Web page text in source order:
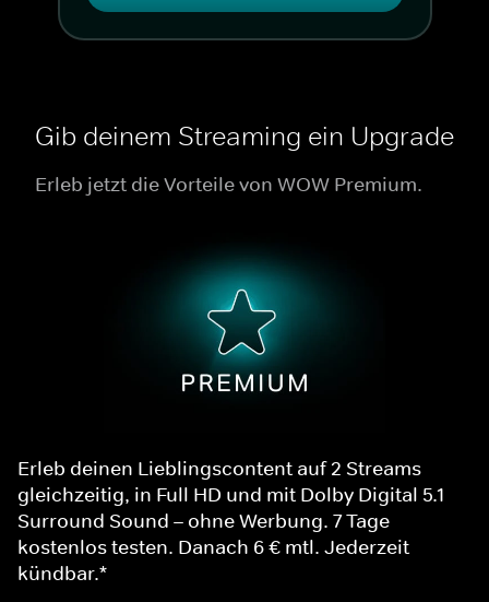
Gib deinem Streaming ein Upgrade
Erleb jetzt die Vorteile von WOW Premium.
Erleb deinen Lieblingscontent auf 2 Streams
gleichzeitig, in Full HD und mit Dolby Digital 5.1
Surround Sound – ohne Werbung. 7 Tage
kostenlos testen. Danach 6 € mtl. Jederzeit
kündbar.*